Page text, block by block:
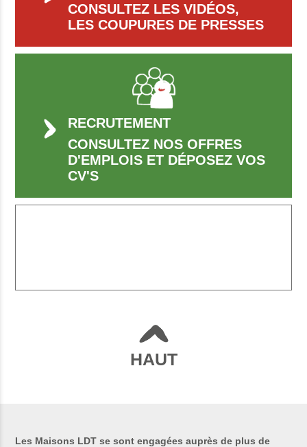
CONSULTEZ LES VIDÉOS,
LES COUPURES DE PRESSES
RECRUTEMENT
CONSULTEZ NOS OFFRES
D'EMPLOIS ET DÉPOSEZ VOS
CV'S
HAUT
Les Maisons LDT se sont engagées auprès de plus de